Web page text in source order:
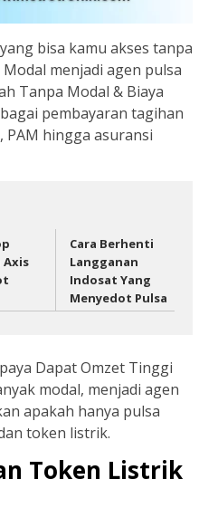
bisa kamu akses tanpa
menjadi agen pulsa
Tanpa Modal & Biaya
pembayaran tagihan
PAM hingga asuransi
Axis
Cara Berhenti
Langganan
Indosat Yang
Menyedot Pulsa
Dapat Omzet Tinggi
modal, menjadi agen
apakah hanya pulsa
token listrik.
Token Listrik